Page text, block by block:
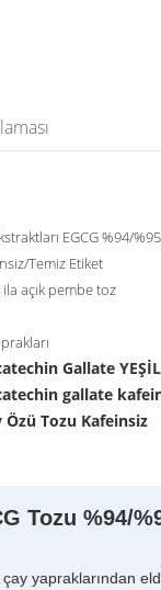
EGCG %94/
Temiz Etiket
ila açık pembe toz
Gallate
gallate
Özü Tozu Kafeinsiz
Tozu %94/
yapraklarından